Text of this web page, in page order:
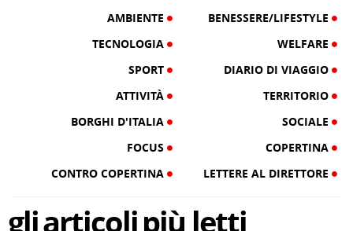
AMBIENTE
BENESSERE/LIFESTYLE
TECNOLOGIA
WELFARE
SPORT
DIARIO DI VIAGGIO
ATTIVITÀ
TERRITORIO
BORGHI D'ITALIA
SOCIALE
FOCUS
COPERTINA
CONTRO COPERTINA
LETTERE AL DIRETTORE
gliarticolipiù letti